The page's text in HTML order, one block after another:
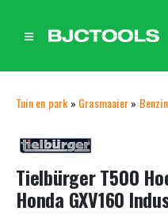
Tuin en park » Grasmaaier»
Tielbürger T500
Honda GXV160